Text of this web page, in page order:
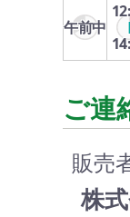
午前中
ご連
販売
株